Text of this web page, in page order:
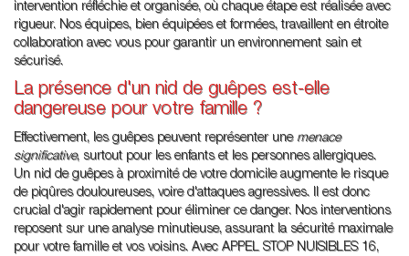
intervention réfléchie et organisée, où chaque étape est réalisée avec
rigueur. Nos équipes, bien équipées et formées, travaillent en étroite
collaboration avec vous pour garantir un environnement sain et
sécurisé.
La présence d'un nid de guêpes est-elle
dangereuse pour votre famille ?
Effectivement, les guêpes peuvent représenter une menace
significative, surtout pour les enfants et les personnes allergiques.
Un nid de guêpes à proximité de votre domicile augmente le risque
de piqûres douloureuses, voire d'attaques agressives. Il est donc
crucial d'agir rapidement pour éliminer ce danger. Nos interventions
reposent sur une analyse minutieuse, assurant la sécurité maximale
pour votre famille et vos voisins. Avec APPEL STOP NUISIBLES 16,